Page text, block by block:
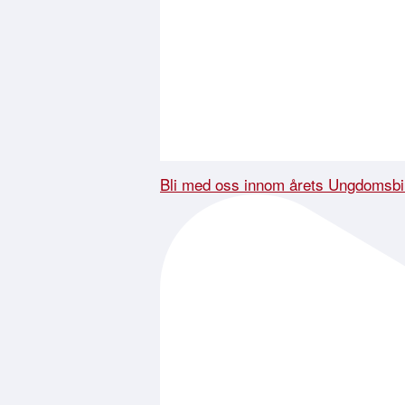
Bli med oss innom årets